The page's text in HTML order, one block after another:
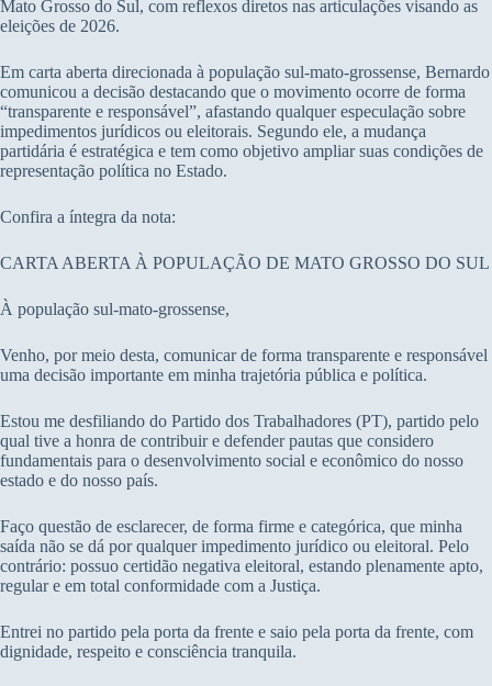
Mato Grosso do Sul, com reflexos diretos nas articulações visando as
eleições de 2026.
Em carta aberta direcionada à população sul-mato-grossense, Bernardo
comunicou a decisão destacando que o movimento ocorre de forma
“transparente e responsável”, afastando qualquer especulação sobre
impedimentos jurídicos ou eleitorais. Segundo ele, a mudança
partidária é estratégica e tem como objetivo ampliar suas condições de
representação política no Estado.
Confira a íntegra da nota:
CARTA ABERTA À POPULAÇÃO DE MATO GROSSO DO SUL
À população sul-mato-grossense,
Venho, por meio desta, comunicar de forma transparente e responsável
uma decisão importante em minha trajetória pública e política.
Estou me desfiliando do Partido dos Trabalhadores (PT), partido pelo
qual tive a honra de contribuir e defender pautas que considero
fundamentais para o desenvolvimento social e econômico do nosso
estado e do nosso país.
Faço questão de esclarecer, de forma firme e categórica, que minha
saída não se dá por qualquer impedimento jurídico ou eleitoral. Pelo
contrário: possuo certidão negativa eleitoral, estando plenamente apto,
regular e em total conformidade com a Justiça.
Entrei no partido pela porta da frente e saio pela porta da frente, com
dignidade, respeito e consciência tranquila.